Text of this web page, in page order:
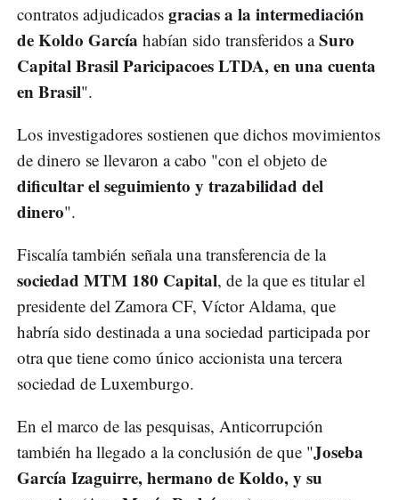
contratos adjudicados gracias a la intermediación
de Koldo García habían sido transferidos aSuro
Capital Brasil Paricipacoes LTDA, en una cuenta
en Brasil".
Los investigadores sostienen que dichos movimientos
de dinero se llevaron a cabo "con el objeto de
dificultar el seguimiento y trazabilidad del
dinero".
Fiscalía también señala una transferencia de la
sociedad MTM 180 Capital, de la que es titular el
presidente del Zamora CF, Víctor Aldama, que
habría sido destinada a una sociedad participada por
otra que tiene como único accionista una tercera
sociedad de Luxemburgo.
En el marco de las pesquisas, Anticorrupción
también ha llegado a la conclusión de que "Joseba
García Izaguirre, hermano de Koldo, y su